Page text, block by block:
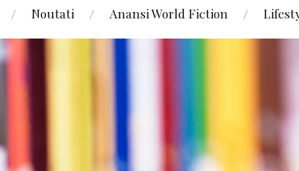
Noutati Anansi World Fiction